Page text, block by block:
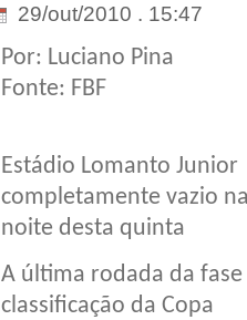
29/out/2010 . 15:47
Por: Luciano Pina
Fonte: FBF
Estádio Lomanto Junior
completamente vazio
noite desta quinta
A última rodada da fase
classificação da Copa